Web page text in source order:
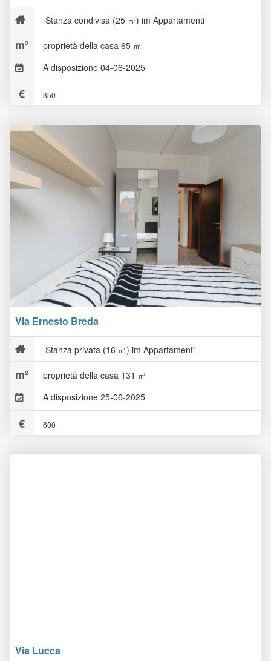
Stanza condivisa (25 ㎡) im Appartamenti
proprietà della casa 65 ㎡
A disposizione 04-06-2025
350
Via Ernesto Breda
Stanza privata (16 ㎡) im Appartamenti
proprietà della casa 131 ㎡
A disposizione 25-06-2025
600
Via Lucca